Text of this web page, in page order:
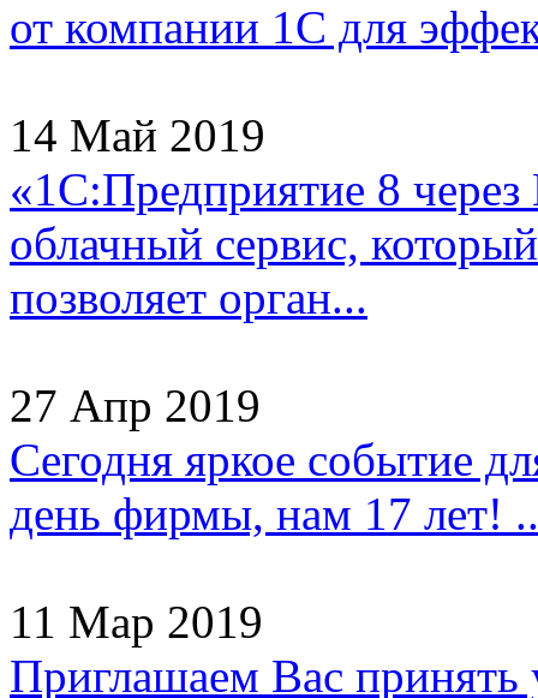
от компании 1С для
14 Май 2019
«1С:Предприятие 8
облачный сервис, который
позволяет орган...
27 Апр 2019
Сегодня яркое событие
день фирмы, нам 17 лет!
11 Мар 2019
Приглашаем Вас принять